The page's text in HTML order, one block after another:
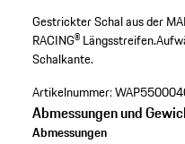
Gestrickter Schal aus der
RACING® Längsstreifen.
Schalkante.
Artikelnummer:
Abmessungen und
Abmessungen